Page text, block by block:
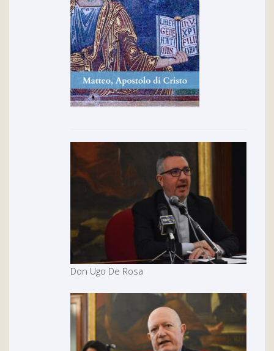
Don Ugo De Rosa